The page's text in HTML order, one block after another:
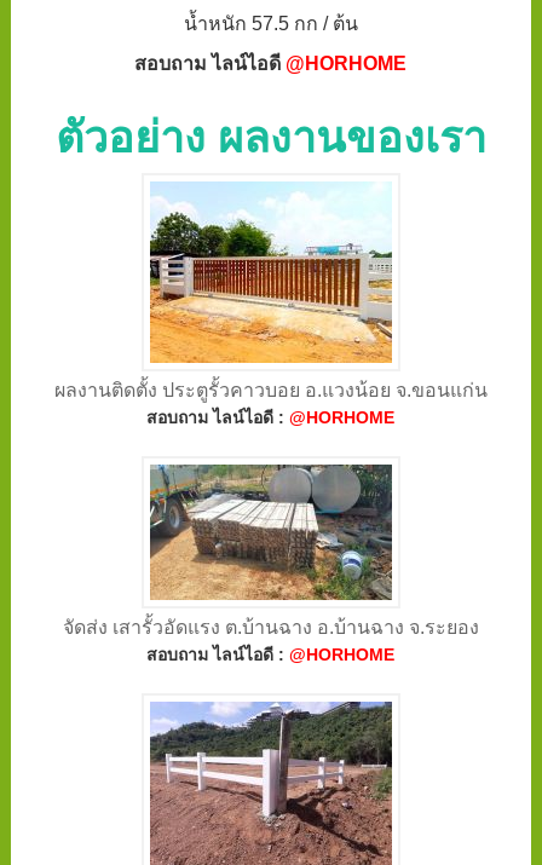
น้ำหนัก 57.5 กก / ต้น
สอบถาม ไลน์ไอดี @HORHOME
ตัวอย่าง ผลงานของเรา
ผลงานติดตั้ง ประตูรั้วคาวบอย อ.แวงน้อย จ.ขอนแก่น
สอบถาม ไลน์ไอดี :@HORHOME
จัดส่ง เสารั้วอัดแรง ต.บ้านฉาง อ.บ้านฉาง จ.ระยอง
สอบถาม ไลน์ไอดี :@HORHOME